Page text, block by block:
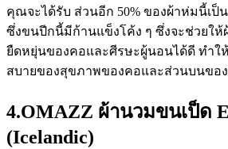
คุณจะได้รับ ส่วนอีก 50% ของผ้าห่มนี้เป็น
ซึ่งขนปีกนี้มีก้านแข็งโค้ง ๆ ซึ่งจะช่วยให้
ยืดหยุ่นของคอและศีรษะผู้นอนได้ดี ทำ
สบายของสุขภาพของคอและส่วนบนขอ
4.OMAZZ ผ้านวมขนเป็ด
(Icelandic)